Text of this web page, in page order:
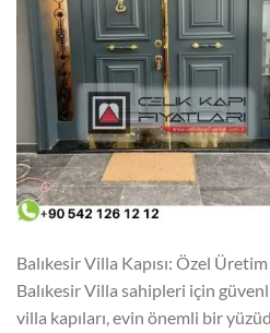
Balıkesir Villa Kapısı: Özel
Balıkesir Villa sahipleri için
villa kapıları, evin önemli bir